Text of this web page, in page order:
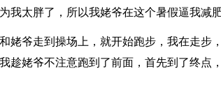
我太胖了，所以我姥爷在这个暑假逼我减肥
姥爷走到操场上，就开始跑步，我在走步
趁姥爷不注意跑到了前面，首先到了终点